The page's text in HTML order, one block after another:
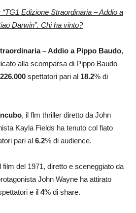
Edizione Straordinaria – Addio a
Darwin”. Chi ha vinto?
– Addio a Pippo Baudo,
alla scomparsa di Pippo Baudo
spettatori pari al 18.2% di
, il flm thriller diretto da John
Kayla Fields ha tenuto col fiato
pari al 6.2% di audience.
film del 1971, diretto e sceneggiato da
John Wayne ha attirato
e il 4% di share.